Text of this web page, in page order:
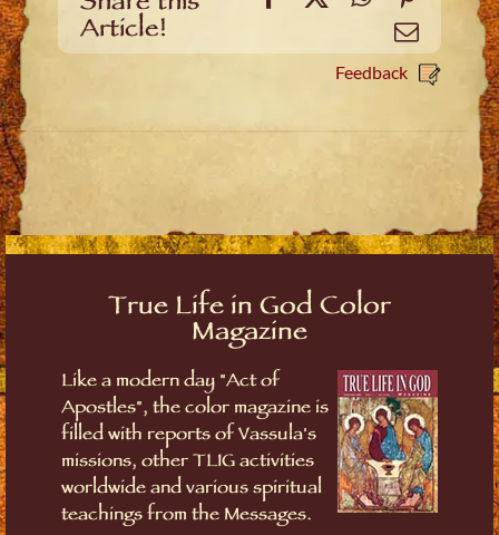
Article!
Email
Feedback
True Life in God Color
Magazine
Like a modern day "Act of
Apostles", the color magazine is
filled with reports of Vassula's
missions, other TLIG activities
worldwide and various spiritual
teachings from the Messages.